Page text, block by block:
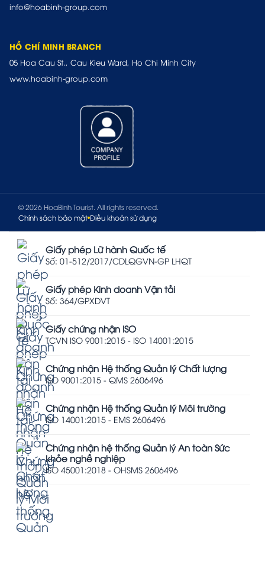
info@hoabinh-group.com
HỒ CHÍ MINH BRANCH
05 Hoa Cau St., Cau Kieu Ward, Ho Chi Minh City
www.hoabinh-group.com
© 2026 HoaBinh Tourist. All rights reserved.
Chính sách bảo mật Điều khoản sử dụng
Giấy phép Lữ hành Quốc tế
Số: 01-512/2017/CDLQGVN-GP LHQT
Giấy phép Kinh doanh Vận tải
Số: 364/GPXDVT
Giấy chứng nhận ISO
TCVN ISO 9001:2015 - ISO 14001:2015
Chứng nhận Hệ thống Quản lý Chất lượng
ISO 9001:2015 - QMS 2606496
Chứng nhận Hệ thống Quản lý Môi trường
ISO 14001:2015 - EMS 2606496
Chứng nhận hệ thống Quản lý An toàn Sức
khỏe nghề nghiệp
ISO 45001:2018 - OHSMS 2606496